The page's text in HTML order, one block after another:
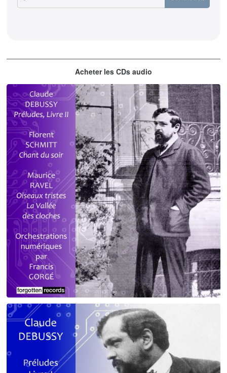
Acheter les CDs audio
Debussy - Schmitt - Ravel
orchestrations numériques par Francis Gorgé